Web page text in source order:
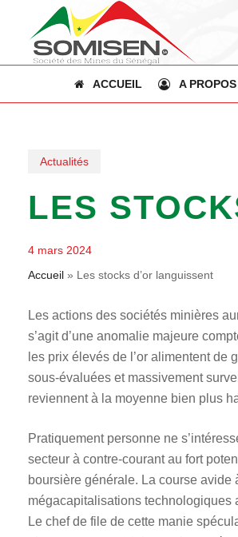
ACCUEIL A
Actualités
LES
4 mars 2024
Accueil » Les stocks d’or languissent
Les actions des sociétés minières
s’agit d’une anomalie majeure
les prix élevés de l’or alimentent
sous-évaluées et massivement
reviennent à la moyenne bien plus
Pratiquement personne ne
secteur à contre-courant au fort
boursière générale. La course avide
mégacapitalisations technologiques
Le chef de file de cette manie